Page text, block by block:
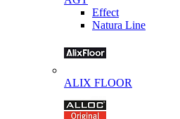
Effect
Natura Line
ALIX FLOOR